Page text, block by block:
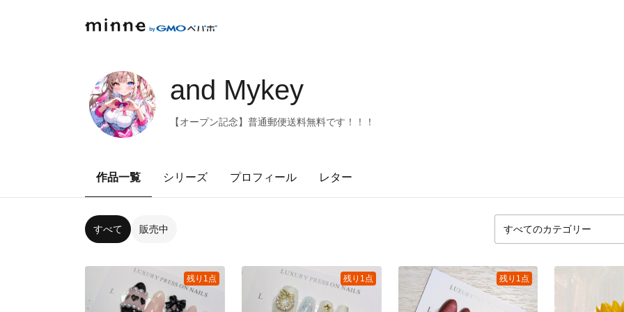
and Mykey
【オープン記念】普通郵便送料無料です！！！
作品一覧 シリーズ プロフィール レター
すべて 販売中
残り1点 残り1点 残り1点